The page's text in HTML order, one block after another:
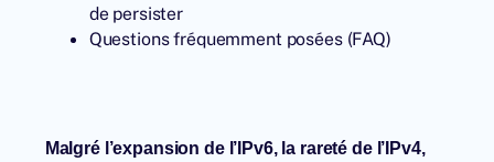
de persister
Questions fréquemment posées (FAQ)
Malgré l’expansion de l’IPv6, la rareté de l’IPv4,